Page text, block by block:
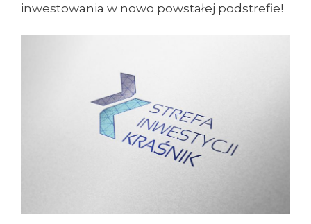
inwestowania w nowo powstałej podstrefie!